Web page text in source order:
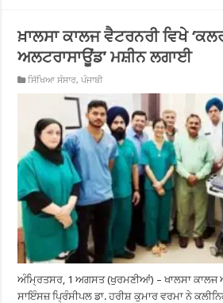
ਖ਼ਾਲਸਾ ਕਾਲਜ ਵੈਟਰਨਰੀ ਵਿਖੇ
ਅਲਟਰਾਸਾਊਂਡ’ ਮਸ਼ੀਨ ਲਗਾਈ
ਸਿੱਖਿਆ ਸੰਸਾਰ,ਪੰਜਾਬੀ
ਅੰਮ੍ਰਿਤਸਰ, 1 ਅਗਸਤ (ਖੁਰਮਣੀਆਂ) – ਖਾਲਸਾ
ਸਾਇੰਸਜ਼ ਪ੍ਰਿੰਸੀਪਲ ਡਾ. ਹਰੀਸ਼ ਕੁਮਾਰ ਵਰਮਾ ਨੇ